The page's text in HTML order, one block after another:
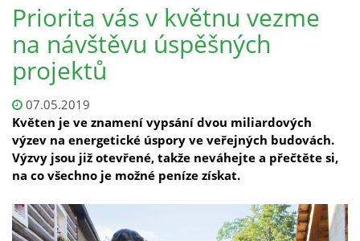
Priorita vás v květnu vezme
na návštěvu úspěšných
projektů
07.05.2019
Květen je ve znamení vypsání dvou miliardových
výzev na energetické úspory ve veřejných budovách.
Výzvy jsou již otevřené, takže neváhejte a přečtěte si,
na co všechno je možné peníze získat.